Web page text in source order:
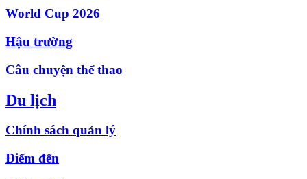
World Cup 2026
Hậu trường
Câu chuyện thể thao
Du lịch
Chính sách quản lý
Điểm đến